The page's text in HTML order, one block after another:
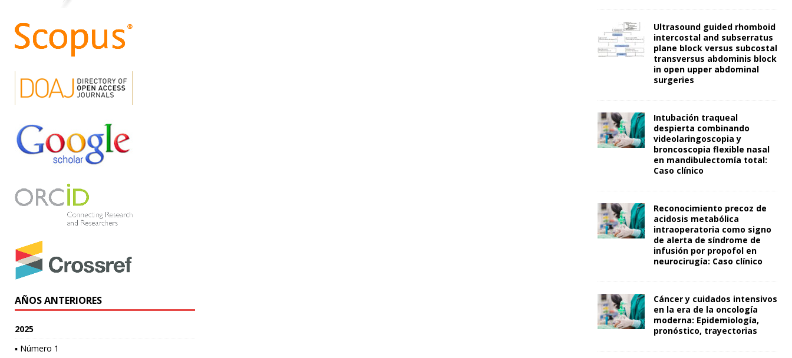
AÑOS ANTERIORES
2025
▪ Número 1
Ultrasound guided rhomboid
intercostal and subserratus
plane block versus subcostal
transversus abdominis block
in open upper abdominal
surgeries
Intubación traqueal
despierta combinando
videolaringoscopia y
broncoscopia flexible nasal
en mandibulectomía total:
Caso clínico
Reconocimiento precoz de
acidosis metabólica
intraoperatoria como signo
de alerta de síndrome de
infusión por propofol en
neurocirugía: Caso clínico
Cáncer y cuidados intensivos
en la era de la oncología
moderna: Epidemiología,
pronóstico, trayectorias